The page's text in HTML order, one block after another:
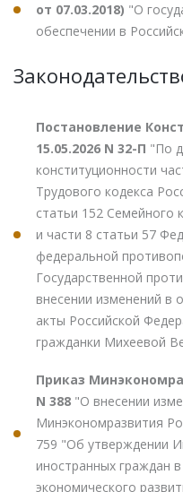
от 07.03.2018) "О
обеспечении в
Постановление
15.05.2026 N 32-П "По
конституционности
Трудового кодекса
статьи 152 Семейного
и части 8 статьи 57
федеральной
Государственной
внесении изменений в
акты Российской
гражданки Михеевой
Приказ
N 388 "О внесении
Минэкономразвития
759 "Об утверждении
иностранных граждан
экономического